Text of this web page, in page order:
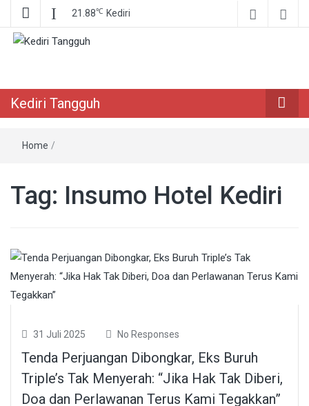
21.88℃ Kediri
Kediri Tangguh
Home /
Tag: Insumo Hotel Kediri
31 Juli 2025 No Responses
Tenda Perjuangan Dibongkar, Eks Buruh
Triple’s Tak Menyerah: “Jika Hak Tak Diberi,
Doa dan Perlawanan Terus Kami Tegakkan”